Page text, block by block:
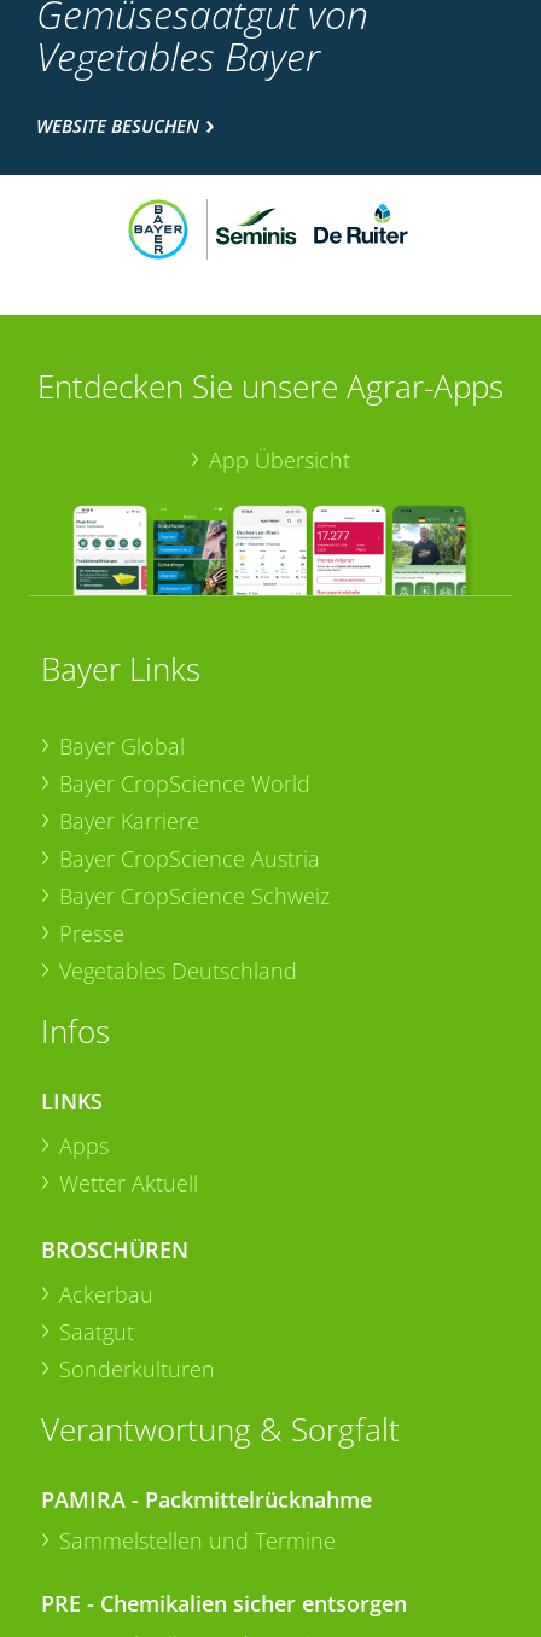
Gemüsesaatgut von
Vegetables Bayer
WEBSITE BESUCHEN
Entdecken Sie unsere Agrar-Apps
App Übersicht
Bayer Links
Bayer Global
Bayer CropScience World
Bayer Karriere
Bayer CropScience Austria
Bayer CropScience Schweiz
Presse
Vegetables Deutschland
Infos
LINKS
Apps
Wetter Aktuell
BROSCHÜREN
Ackerbau
Saatgut
Sonderkulturen
Verantwortung & Sorgfalt
PAMIRA - Packmittelrücknahme
Sammelstellen und Termine
PRE - Chemikalien sicher entsorgen